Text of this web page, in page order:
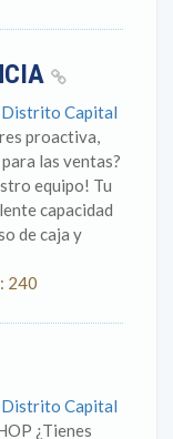
Distrito Capital
proactiva,
las ventas?
equipo! Tu
capacidad
de caja y
240
Distrito Capital
¿Tienes